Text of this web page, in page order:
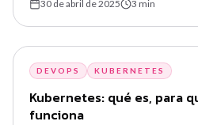
distribuidos introduce nuevos
disaster recovery.
30 de abril de 2025 3 min
DEVOPS KUBERNETES
Kubernetes: qué es, para
funciona